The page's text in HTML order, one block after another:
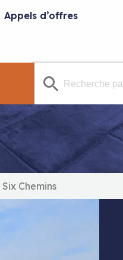
Appels d’offres
Six Chemins